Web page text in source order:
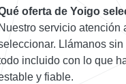
oferta de Yoigo
Nuestro servicio atención
Llámanos
incluido con lo que
y fiable.